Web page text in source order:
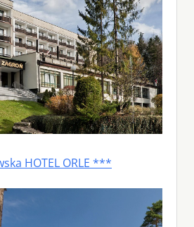
HOTEL ORLE ***